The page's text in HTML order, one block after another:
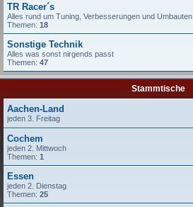
TR Racer´s
Alles rund um Tuning, Verbesserungen und Umbauten
Themen: 18
Sonstige Technik
Alles was sonst nirgends passt
Themen: 47
Stammtische
Aachen-Land
jeden 3. Freitag
Cochem
jeden 2. Mittwoch
Themen: 1
Essen
jeden 2. Dienstag
Themen: 25